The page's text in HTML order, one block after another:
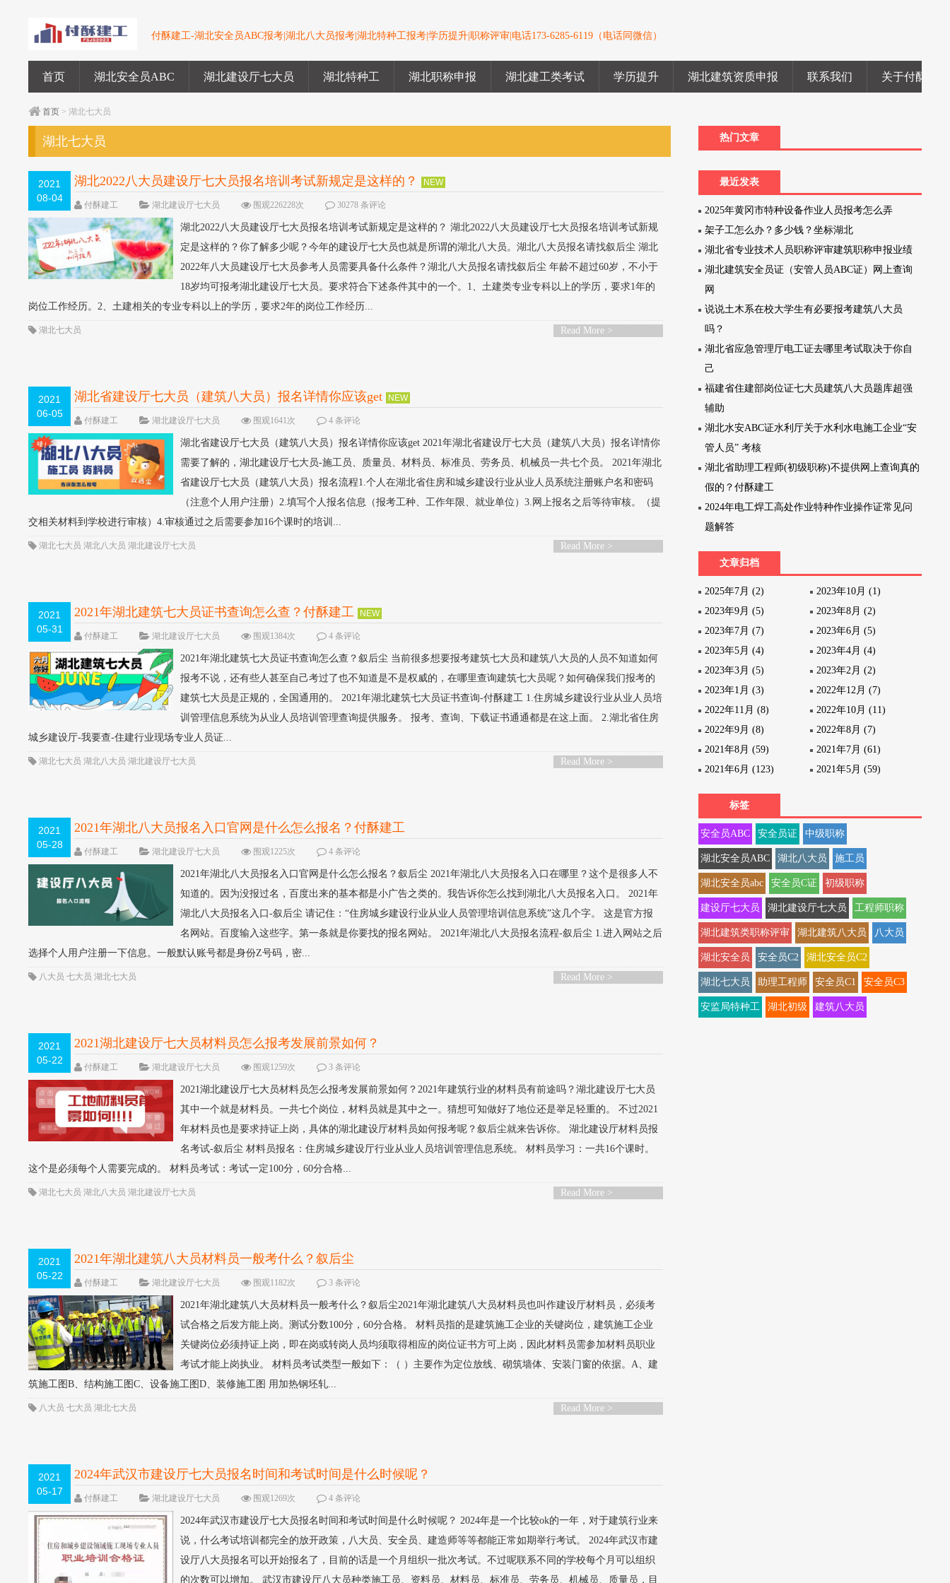
付酥建工-湖北安全员ABC报考|湖北八大员报考|湖北特种工报考|学历提升|职称评审|电话173-6285-6119（电话同微信）
SEARCH
首页 湖北安全员ABC 湖北建设厅七大员 湖北特种工 湖北职称申报 湖北建工类考试 学历提升 湖北建筑资质申报 联系我们 关于付酥建工
首页 > 湖北七大员
湖北七大员
2021
08-04
湖北2022八大员建设厅七大员报名培训考试新规定是这样的？ NEW
付酥建工 湖北建设厅七大员 围观226228次 30278 条评论
湖北2022八大员建设厅七大员报名培训考试新规定是这样的？ 湖北2022八大员建设厅七大员报名培训考试新规
定是这样的？你了解多少呢？今年的建设厅七大员也就是所谓的湖北八大员。湖北八大员报名请找叙后尘 湖北
2022年八大员建设厅七大员参考人员需要具备什么条件？湖北八大员报名请找叙后尘 年龄不超过60岁，不小于
18岁均可报考湖北建设厅七大员。要求符合下述条件其中的一个。1、土建类专业专科以上的学历，要求1年的
岗位工作经历。2、土建相关的专业专科以上的学历，要求2年的岗位工作经历...
Read More >
湖北七大员
2021
06-05
湖北省建设厅七大员（建筑八大员）报名详情你应该get NEW
付酥建工 湖北建设厅七大员 围观1641次 4 条评论
湖北省建设厅七大员（建筑八大员）报名详情你应该get 2021年湖北省建设厅七大员（建筑八大员）报名详情你
需要了解的，湖北建设厅七大员-施工员、质量员、材料员、标准员、劳务员、机械员一共七个员。 2021年湖北
省建设厅七大员（建筑八大员）报名流程1.个人在湖北省住房和城乡建设行业从业人员系统注册账户名和密码
（注意个人用户注册）2.填写个人报名信息（报考工种、工作年限、就业单位）3.网上报名之后等待审核。（提
交相关材料到学校进行审核）4.审核通过之后需要参加16个课时的培训...
Read More >
湖北七大员 湖北八大员 湖北建设厅七大员
2021
05-31
2021年湖北建筑七大员证书查询怎么查？付酥建工 NEW
付酥建工 湖北建设厅七大员 围观1384次 4 条评论
2021年湖北建筑七大员证书查询怎么查？叙后尘 当前很多想要报考建筑七大员和建筑八大员的人员不知道如何
报考不说，还有些人甚至自己考过了也不知道是不是权威的，在哪里查询建筑七大员呢？如何确保我们报考的
建筑七大员是正规的，全国通用的。 2021年湖北建筑七大员证书查询-付酥建工 1.住房城乡建设行业从业人员培
训管理信息系统为从业人员培训管理查询提供服务。 报考、查询、下载证书通通都是在这上面。 2.湖北省住房
城乡建设厅-我要查-住建行业现场专业人员证...
Read More >
湖北七大员 湖北八大员 湖北建设厅七大员
2021
05-28
2021年湖北八大员报名入口官网是什么怎么报名？付酥建工
付酥建工 湖北建设厅七大员 围观1225次 4 条评论
2021年湖北八大员报名入口官网是什么怎么报名？叙后尘 2021年湖北八大员报名入口在哪里？这个是很多人不
知道的。因为没报过名，百度出来的基本都是小广告之类的。我告诉你怎么找到湖北八大员报名入口。 2021年
湖北八大员报名入口-叙后尘 请记住：“住房城乡建设行业从业人员管理培训信息系统”这几个字。 这是官方报
名网站。百度输入这些字。第一条就是你要找的报名网站。 2021年湖北八大员报名流程-叙后尘 1.进入网站之后
选择个人用户注册一下信息。一般默认账号都是身份Z号码，密...
Read More >
八大员 七大员 湖北七大员
2021
05-22
2021湖北建设厅七大员材料员怎么报考发展前景如何？
付酥建工 湖北建设厅七大员 围观1259次 3 条评论
2021湖北建设厅七大员材料员怎么报考发展前景如何？2021年建筑行业的材料员有前途吗？湖北建设厅七大员
其中一个就是材料员。一共七个岗位，材料员就是其中之一。猜想可知做好了地位还是举足轻重的。 不过2021
年材料员也是要求持证上岗，具体的湖北建设厅材料员如何报考呢？叙后尘就来告诉你。 湖北建设厅材料员报
名考试-叙后尘 材料员报名：住房城乡建设厅行业从业人员培训管理信息系统。 材料员学习：一共16个课时。
这个是必须每个人需要完成的。 材料员考试：考试一定100分，60分合格...
Read More >
湖北七大员 湖北八大员 湖北建设厅七大员
2021
05-22
2021年湖北建筑八大员材料员一般考什么？叙后尘
付酥建工 湖北建设厅七大员 围观1182次 3 条评论
2021年湖北建筑八大员材料员一般考什么？叙后尘2021年湖北建筑八大员材料员也叫作建设厅材料员，必须考
试合格之后发方能上岗。测试分数100分，60分合格。 材料员指的是建筑施工企业的关键岗位，建筑施工企业
关键岗位必须持证上岗，即在岗或转岗人员均须取得相应的岗位证书方可上岗，因此材料员需参加材料员职业
考试才能上岗执业。 材料员考试类型一般如下：（ ）主要作为定位放线、砌筑墙体、安装门窗的依据。A、建
筑施工图B、结构施工图C、设备施工图D、装修施工图 用加热钢坯轧...
Read More >
八大员 七大员 湖北七大员
2021
05-17
2024年武汉市建设厅七大员报名时间和考试时间是什么时候呢？
付酥建工 湖北建设厅七大员 围观1269次 4 条评论
2024年武汉市建设厅七大员报名时间和考试时间是什么时候呢？ 2024年是一个比较ok的一年，对于建筑行业来
说，什么考试培训都完全的放开政策，八大员、安全员、建造师等等都能正常如期举行考试。 2024年武汉市建
设厅八大员报名可以开始报名了，目前的话是一个月组织一批次考试。不过呢联系不同的学校每个月可以组织
的次数可以增加。 武汉市建设厅八大员种类施工员、资料员、材料员、标准员、劳务员、机械员、质量员，目
热门文章
最近发表
2025年黄冈市特种设备作业人员报考怎么弄
架子工怎么办？多少钱？坐标湖北
湖北省专业技术人员职称评审建筑职称申报业绩
湖北建筑安全员证（安管人员ABC证）网上查询
网
说说土木系在校大学生有必要报考建筑八大员
吗？
湖北省应急管理厅电工证去哪里考试取决于你自
己
福建省住建部岗位证七大员建筑八大员题库超强
辅助
湖北水安ABC证水利厅关于水利水电施工企业“安
管人员” 考核
湖北省助理工程师(初级职称)不提供网上查询真的
假的？付酥建工
2024年电工焊工高处作业特种作业操作证常见问
题解答
文章归档
2025年7月 (2)
2023年10月 (1)
2023年9月 (5)
2023年8月 (2)
2023年7月 (7)
2023年6月 (5)
2023年5月 (4)
2023年4月 (4)
2023年3月 (5)
2023年2月 (2)
2023年1月 (3)
2022年12月 (7)
2022年11月 (8)
2022年10月 (11)
2022年9月 (8)
2022年8月 (7)
2021年8月 (59)
2021年7月 (61)
2021年6月 (123)
2021年5月 (59)
标签
安全员ABC 安全员证 中级职称
湖北安全员ABC 湖北八大员 施工员
湖北安全员abc 安全员C证 初级职称
建设厅七大员 湖北建设厅七大员 工程师职称
湖北建筑类职称评审 湖北建筑八大员 八大员
湖北安全员 安全员C2 湖北安全员C2
湖北七大员 助理工程师 安全员C1 安全员C3
安监局特种工 湖北初级 建筑八大员